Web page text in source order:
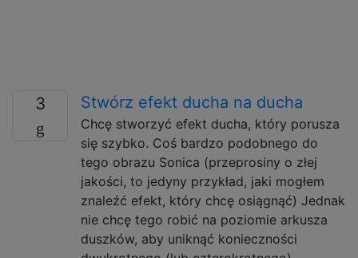
3 Stwórz efekt ducha na ducha
Chcę stworzyć efekt ducha, który porusza
się szybko. Coś bardzo podobnego do
tego obrazu Sonica (przeprosiny o złej
jakości, to jedyny przykład, jaki mogłem
znaleźć efekt, który chcę osiągnąć) Jednak
nie chcę tego robić na poziomie arkusza
duszków, aby uniknąć konieczności